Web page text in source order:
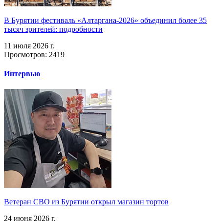
В Бурятии фестиваль «Алтаргана-2026» объединил более 35
тысяч зрителей: подробности
11 июля 2026 г.
Просмотров: 2419
Интервью
Ветеран СВО из Бурятии открыл магазин тортов
24 июня 2026 г.